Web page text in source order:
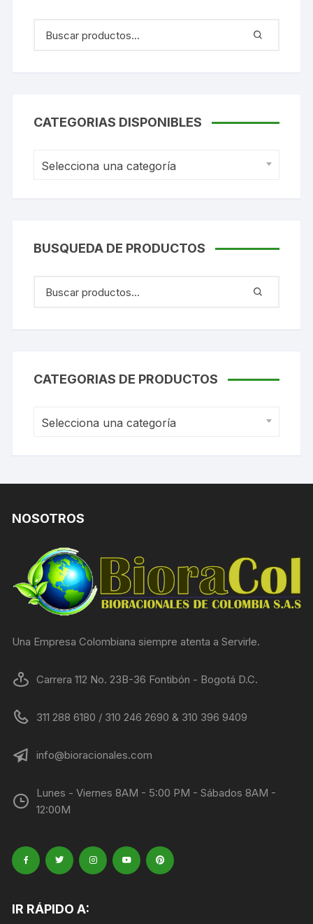
CATEGORIAS DISPONIBLES
Selecciona una categoría
BUSQUEDA DE PRODUCTOS
CATEGORIAS DE PRODUCTOS
Selecciona una categoría
NOSOTROS
Una Empresa Colombiana siempre atenta a Servirle.
Carrera 112 No. 23B-36 Fontibón - Bogotá D.C.
311 288 6180 / 310 246 2690 & 310 396 9409
info@bioracionales.com
Lunes - Viernes 8AM - 5:00 PM - Sábados 8AM -
12:00M
IR RÁPIDO A: